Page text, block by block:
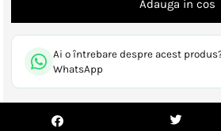
Ai o întrebare despre acest
WhatsApp